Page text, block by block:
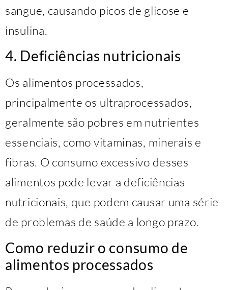
sangue, causando picos de glicose e
insulina.
4. Deficiências nutricionais
Os alimentos processados,
principalmente os ultraprocessados,
geralmente são pobres em nutrientes
essenciais, como vitaminas, minerais e
fibras. O consumo excessivo desses
alimentos pode levar a deficiências
nutricionais, que podem causar uma série
de problemas de saúde a longo prazo.
Como reduzir o consumo de
alimentos processados